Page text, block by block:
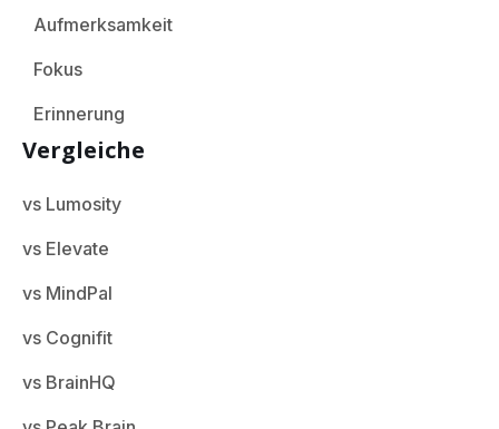
Aufmerksamkeit
Fokus
Erinnerung
Vergleiche
vs Lumosity
vs Elevate
vs MindPal
vs Cognifit
vs BrainHQ